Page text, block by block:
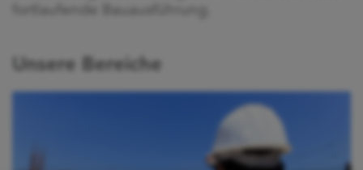
Unsere Bereiche